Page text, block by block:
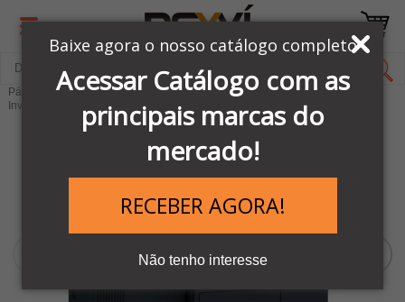
Baixe agora o nosso catálogo completo
Acessar Catálogo com as
principais marcas do
mercado!
RECEBER AGORA!
Não tenho interesse
Página Inicial
LINHA AUTOMAÇÃO SCHNEIDER
Inversores e Soft Starters
Inversores de frequência